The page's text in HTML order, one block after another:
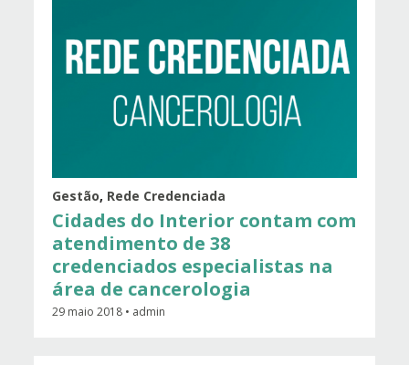
Gestão, Rede Credenciada
Cidades do Interior contam com
atendimento de 38
credenciados especialistas na
área de cancerologia
29 maio 2018 • admin